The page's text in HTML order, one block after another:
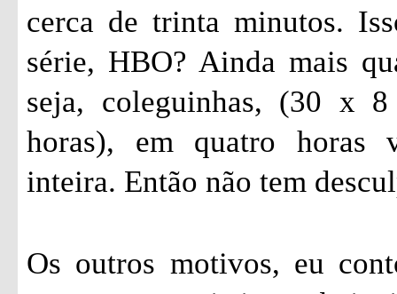
cerca de trinta minutos.
série, HBO? Ainda mais
seja, coleguinhas, (30 x
horas), em quatro horas
inteira. Então não tem
Os outros motivos, eu